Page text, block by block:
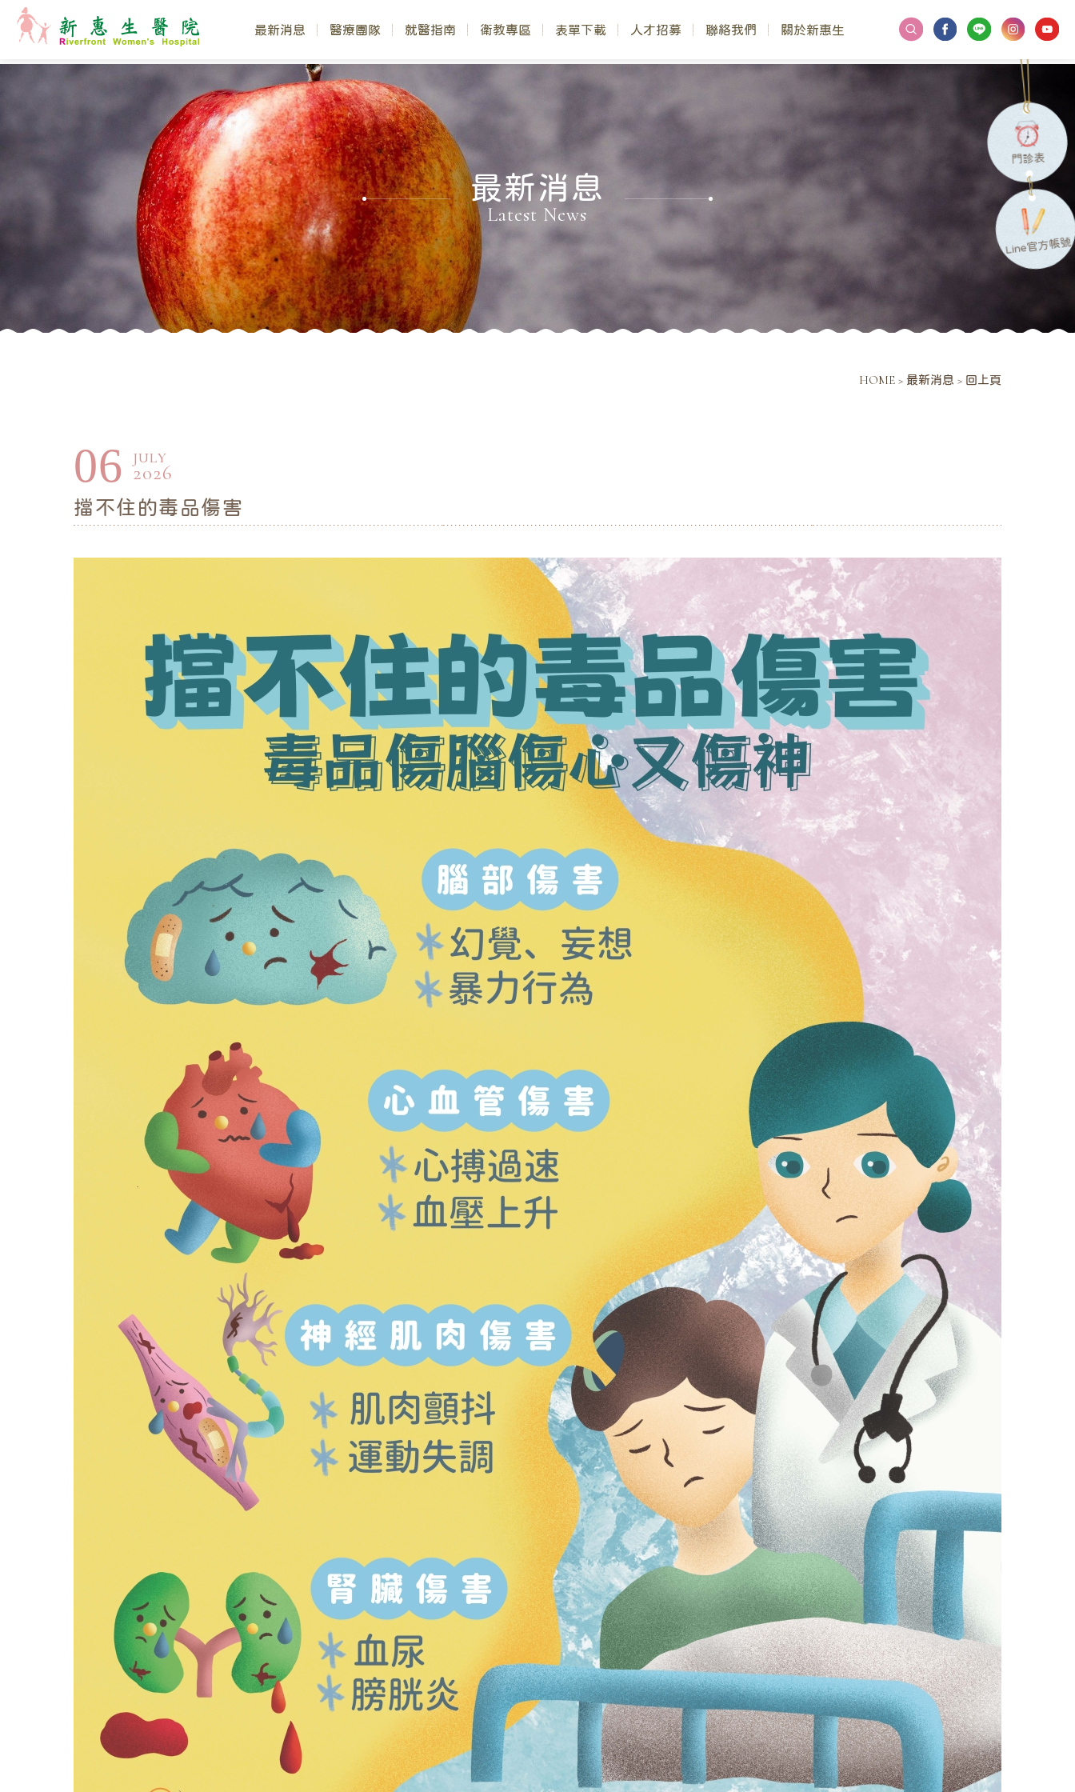
最新消息 醫療團隊 就醫指南 衛教專區 表單下載 人才招募 聯絡我們 關於新惠生
最新消息
Latest News
HOME > 最新消息 > 回上頁
06 JULY
2026
擋不住的毒品傷害
門診表
Line官方帳號